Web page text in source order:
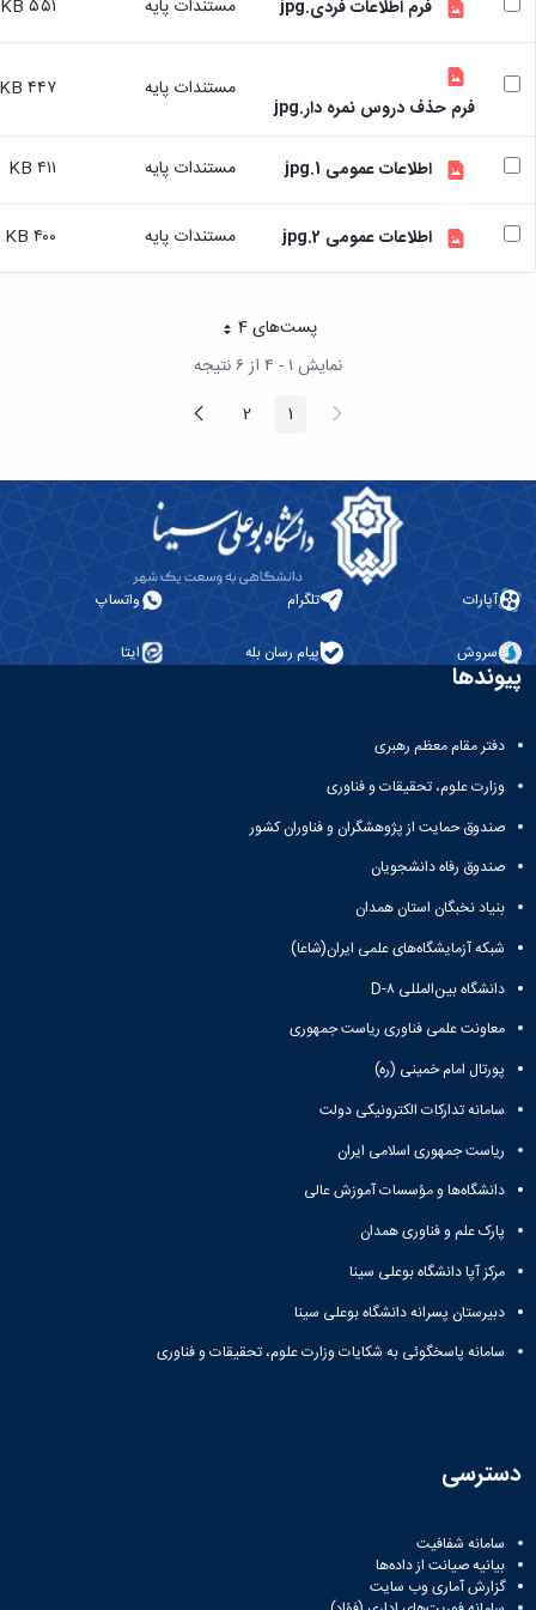
تسهیلات
آموزشی
دانشجویان
شاهد
درخواست
طرح
فرم اطلاعات فردی.jpg مستندات پایه ۵۵۱ KB
فرم حذف دروس نمره دار.jpg
مستندات پایه ۴۴۷ KB
اطلاعات عمومی 1.jpg مستندات پایه ۴۱۱ KB
اطلاعات عمومی 2.jpg مستندات پایه ۴۰۰ KB
پست‌‌های 4هر صفحه
نمایش ۱ - ۴ از ۶ نتیجه
پیغام
قبلی صفحه1 صفحه2 صفحه
بعد
آپارات تلگرام واتساپ
سروش پیام رسان بله ایتا
پیوندها
دفتر مقام معظم رهبری
وزارت علوم، تحقیقات و فناوری
صندوق حمایت از پژوهشگران و فناوران کشور
صندوق رفاه دانشجویان
بنیاد نخبگان استان همدان
شبکه آزمایشگاه‌های علمی ایران(شاعا)
دانشگاه بین‌المللی D-۸
معاونت علمی فناوری ریاست جمهوری
پورتال امام خمینی (ره)
سامانه تدارکات الکترونیکی دولت
ریاست جمهوری اسلامی ایران
دانشگاه‌ها و مؤسسات آموزش عالی
پارک علم و فناوری همدان
مرکز آپا دانشگاه بوعلی سینا
دبیرستان پسرانه دانشگاه بوعلی سینا
سامانه پاسخگوئی به شکایات وزارت علوم، تحقیقات و فناوری
دسترسی
سامانه شفافیت
بیانیه صیانت از داده‌ها
گزارش آماری وب‌ سایت